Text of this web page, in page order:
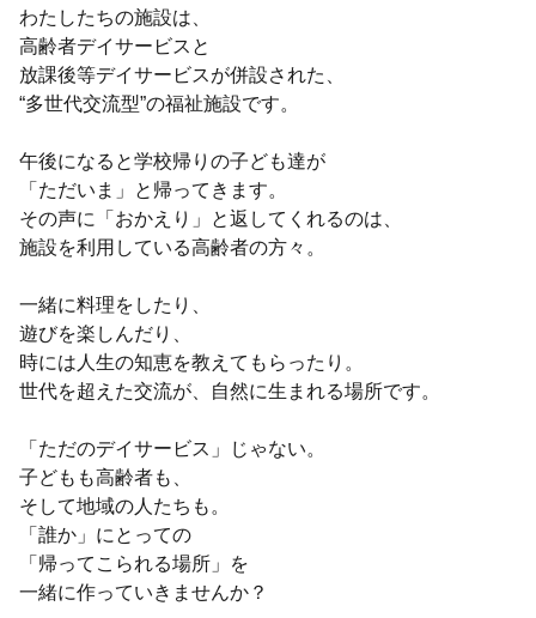
わたしたちの施設は、
高齢者デイサービスと
放課後等デイサービスが併設された、
“多世代交流型”の福祉施設です。
午後になると学校帰りの子ども達が
「ただいま」と帰ってきます。
その声に「おかえり」と返してくれるのは、
施設を利用している高齢者の方々。
一緒に料理をしたり、
遊びを楽しんだり、
時には人生の知恵を教えてもらったり。
世代を超えた交流が、自然に生まれる場所です。
「ただのデイサービス」じゃない。
子どもも高齢者も、
そして地域の人たちも。
「誰か」にとっての
「帰ってこられる場所」を
一緒に作っていきませんか？